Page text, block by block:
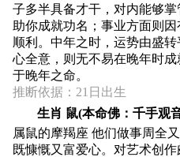
子多半具备才干，对内能够
助你成就功名；事业方面则
顺利。中年之时，运势由盛
心全意，则无不易在晚年时
于晚年之命。
推断依据：21日出生
生肖 鼠(本命佛：千手观
属鼠的摩羯座 他们做事周全
既慷慨又富爱心。对艺术创